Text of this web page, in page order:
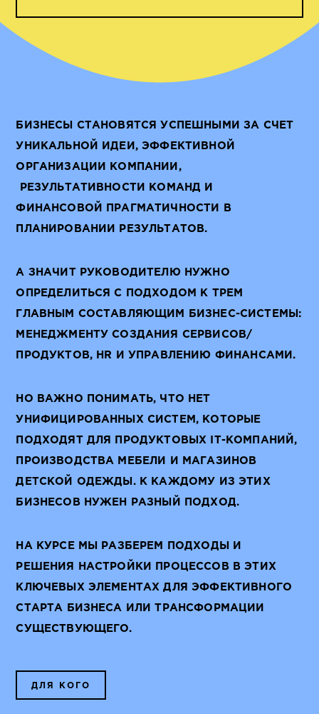
БИЗНЕСЫ СТАНОВЯТСЯ УСПЕШНЫМИ ЗА СЧЕТ
УНИКАЛЬНОЙ ИДЕИ, ЭФФЕКТИВНОЙ
ОРГАНИЗАЦИИ КОМПАНИИ,
РЕЗУЛЬТАТИВНОСТИ КОМАНД И
ФИНАНСОВОЙ ПРАГМАТИЧНОСТИ В
ПЛАНИРОВАНИИ РЕЗУЛЬТАТОВ.
А ЗНАЧИТ РУКОВОДИТЕЛЮ НУЖНО
ОПРЕДЕЛИТЬСЯ С ПОДХОДОМ К ТРЕМ
ГЛАВНЫМ СОСТАВЛЯЮЩИМ БИЗНЕС-СИСТЕМЫ:
МЕНЕДЖМЕНТУ СОЗДАНИЯ СЕРВИСОВ/
ПРОДУКТОВ, HR И УПРАВЛЕНИЮ ФИНАНСАМИ.
НО ВАЖНО ПОНИМАТЬ, ЧТО НЕТ
УНИФИЦИРОВАННЫХ СИСТЕМ, КОТОРЫЕ
ПОДХОДЯТ ДЛЯ ПРОДУКТОВЫХ IТ-КОМПАНИЙ,
ПРОИЗВОДСТВА МЕБЕЛИ И МАГАЗИНОВ
ДЕТСКОЙ ОДЕЖДЫ. К КАЖДОМУ ИЗ ЭТИХ
БИЗНЕСОВ НУЖЕН РАЗНЫЙ ПОДХОД.
НА КУРСЕ МЫ РАЗБЕРЕМ ПОДХОДЫ И
РЕШЕНИЯ НАСТРОЙКИ ПРОЦЕССОВ В ЭТИХ
КЛЮЧЕВЫХ ЭЛЕМЕНТАХ ДЛЯ ЭФФЕКТИВНОГО
СТАРТА БИЗНЕСА ИЛИ ТРАНСФОРМАЦИИ
СУЩЕСТВУЮЩЕГО.
ДЛЯ КОГО